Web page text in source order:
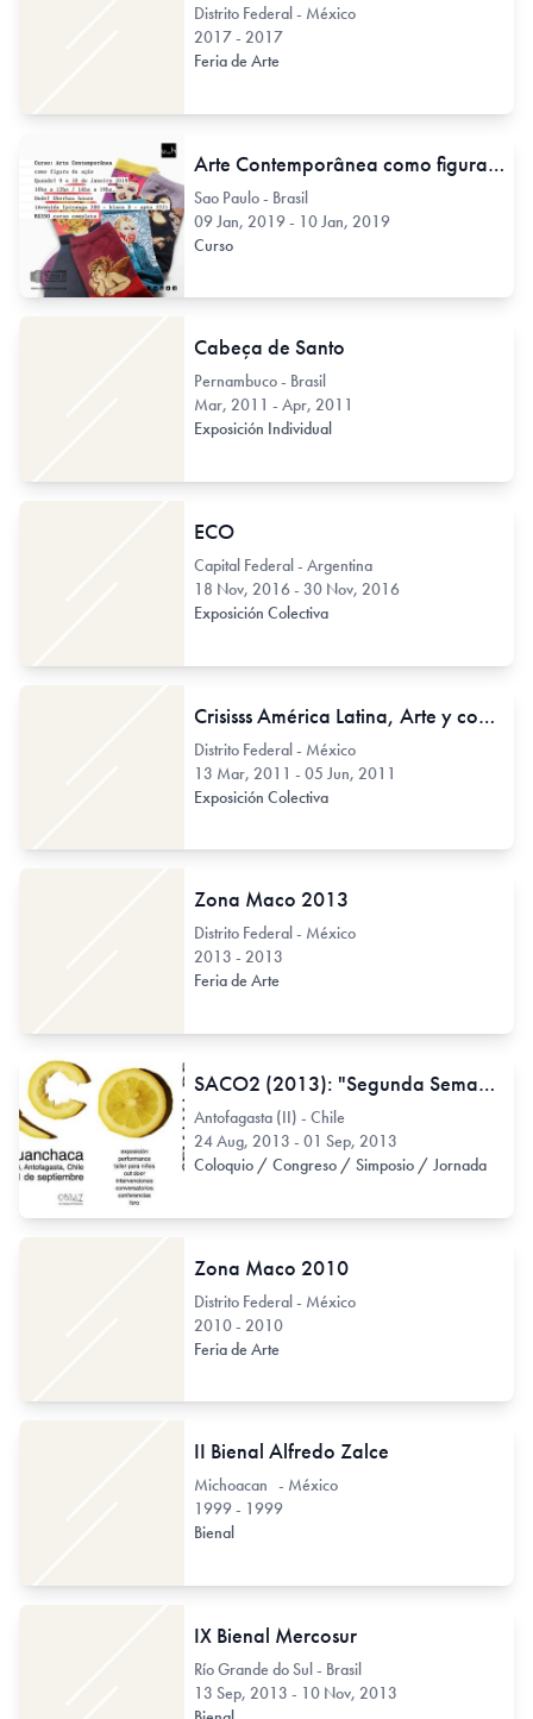
Distrito Federal - México
2017 - 2017
Feria de Arte
Arte Contemporânea como figura de ação
Sao Paulo - Brasil
09 Jan, 2019 - 10 Jan, 2019
Curso
Cabeça de Santo
Pernambuco - Brasil
Mar, 2011 - Apr, 2011
Exposición Individual
ECO
Capital Federal - Argentina
18 Nov, 2016 - 30 Nov, 2016
Exposición Colectiva
Crisisss América Latina, Arte y confrontación. 1910-2010
Distrito Federal - México
13 Mar, 2011 - 05 Jun, 2011
Exposición Colectiva
Zona Maco 2013
Distrito Federal - México
2013 - 2013
Feria de Arte
SACO2 (2013): "Segunda Semana de Arte Contemporáneo"
Antofagasta (II) - Chile
24 Aug, 2013 - 01 Sep, 2013
Coloquio / Congreso / Simposio / Jornada
Zona Maco 2010
Distrito Federal - México
2010 - 2010
Feria de Arte
II Bienal Alfredo Zalce
Michoacan - México
1999 - 1999
Bienal
IX Bienal Mercosur
Río Grande do Sul - Brasil
13 Sep, 2013 - 10 Nov, 2013